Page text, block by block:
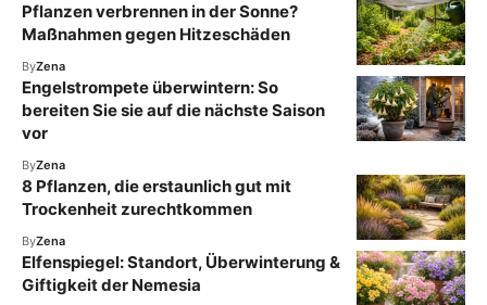
Pflanzen verbrennen in der Sonne?
Maßnahmen gegen Hitzeschäden
ByZena
Engelstrompete überwintern: So
bereiten Sie sie auf die nächste Saison
vor
ByZena
8 Pflanzen, die erstaunlich gut mit
Trockenheit zurechtkommen
ByZena
Elfenspiegel: Standort, Überwinterung &
Giftigkeit der Nemesia